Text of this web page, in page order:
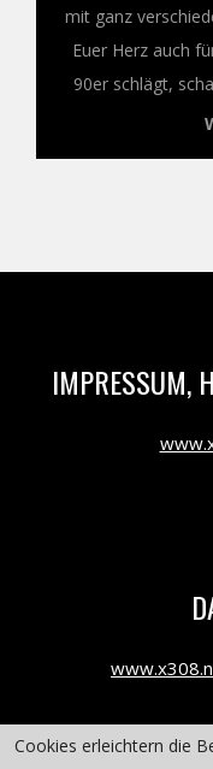
mit ganz
Euer Herz auch
90er schlägt,
IMPRESSUM,
Cookies erleichtern die